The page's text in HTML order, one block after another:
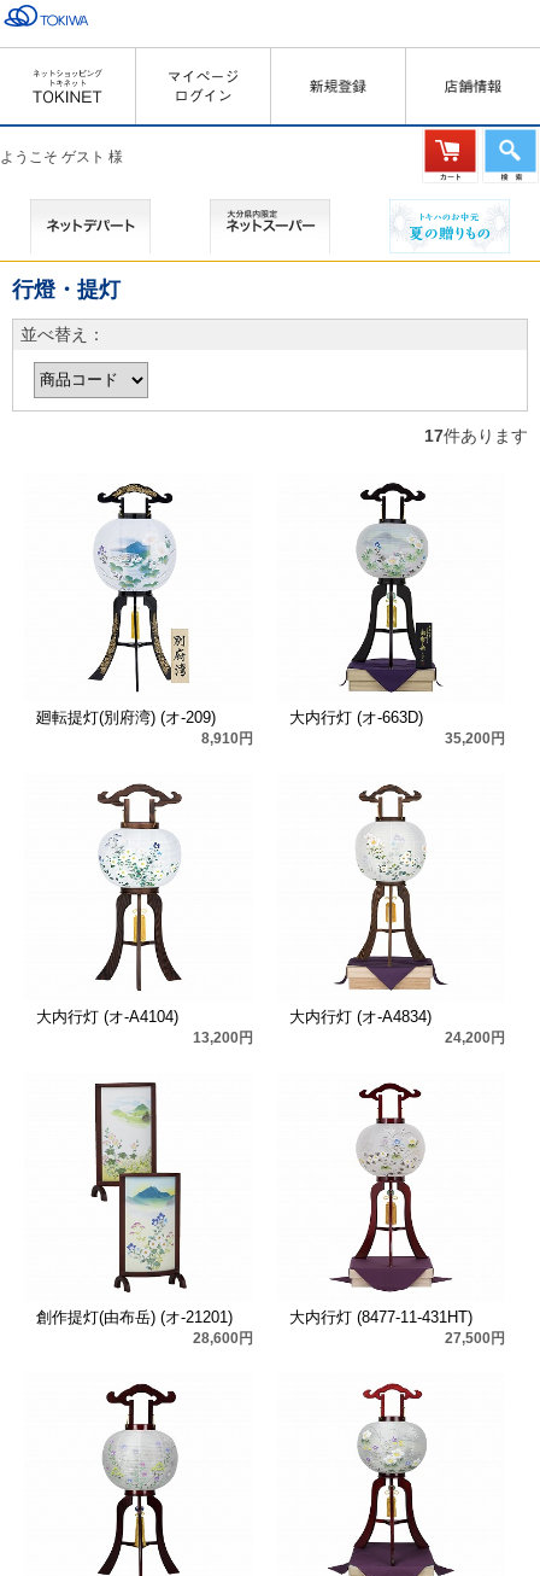
ようこそ ゲスト 様
行燈・提灯
並べ替え：
17件あります
廻転提灯(別府湾) (オ-209)
8,910円
大内行灯 (オ-663D)
35,200円
大内行灯 (オ-A4104)
13,200円
大内行灯 (オ-A4834)
24,200円
創作提灯(由布岳) (オ-21201)
28,600円
大内行灯 (8477-11-431HT)
27,500円